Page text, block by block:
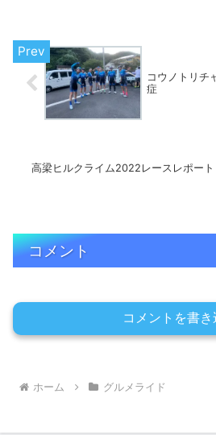
コウノトリチ
症
高梁ヒルクライム2022レースレポート
コメント
コメントを書き
ホーム グルメライド